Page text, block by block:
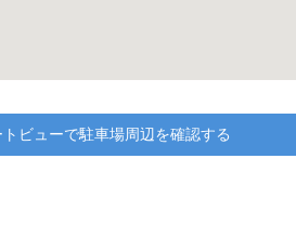
ビューで駐車場周辺を確認する